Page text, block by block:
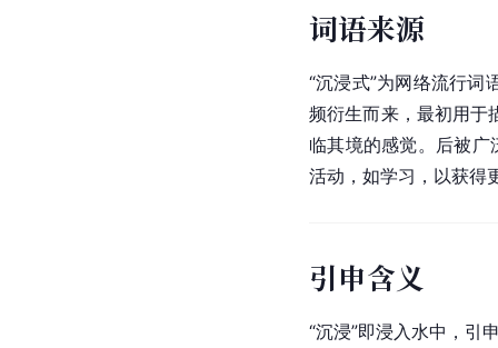
词语来源
“沉浸式”为网络流行词
频衍生而来，最初用于
临其境的感觉。后被
活动，如学习，以获得
引申含义
“沉浸”即浸入水中，引